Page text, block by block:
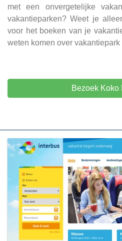
met een onvergetelijke
vakantieparken? Weet je
voor het boeken van je
weten komen over vakantiepark
Bezoek Koko